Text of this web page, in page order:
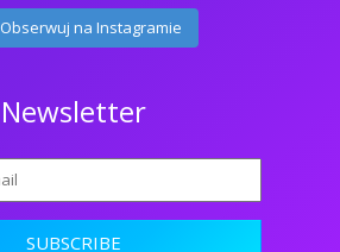
Obserwuj na Instagramie
Newsletter